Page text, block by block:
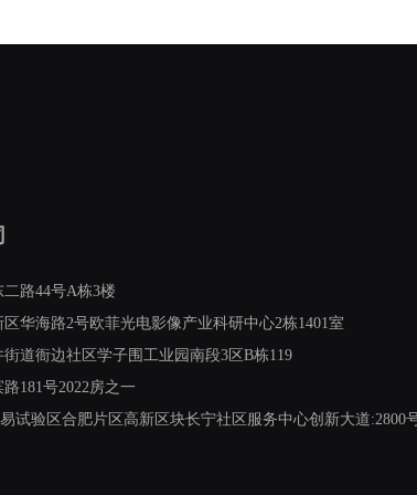
路44号A栋3楼
华海路2号欧菲光电影像产业科研中心2栋1401室
道衙边社区学子围工业园南段3区B栋119
181号2022房之一
试验区合肥片区高新区块长宁社区服务中心创新大道:2800